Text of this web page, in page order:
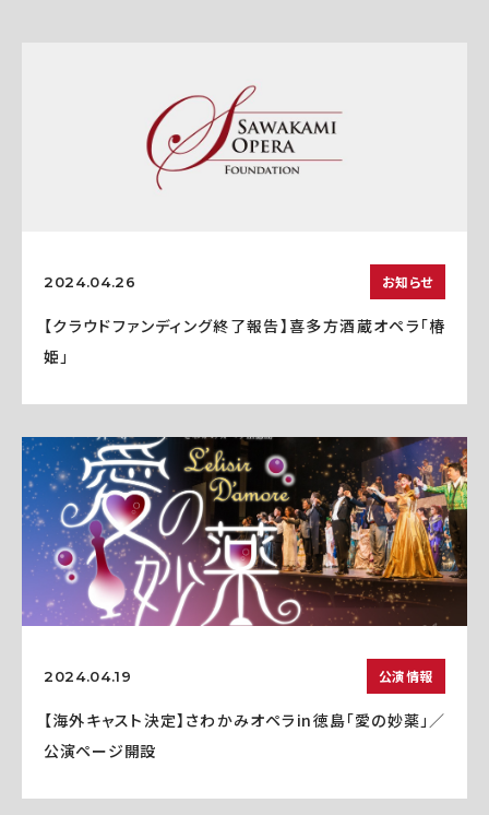
2024.04.26 お知らせ
【クラウドファンディング終了報告】喜多方酒蔵オペラ「椿
姫」
2024.04.19 公演情報
【海外キャスト決定】さわかみオペラin徳島「愛の妙薬」／
公演ページ開設